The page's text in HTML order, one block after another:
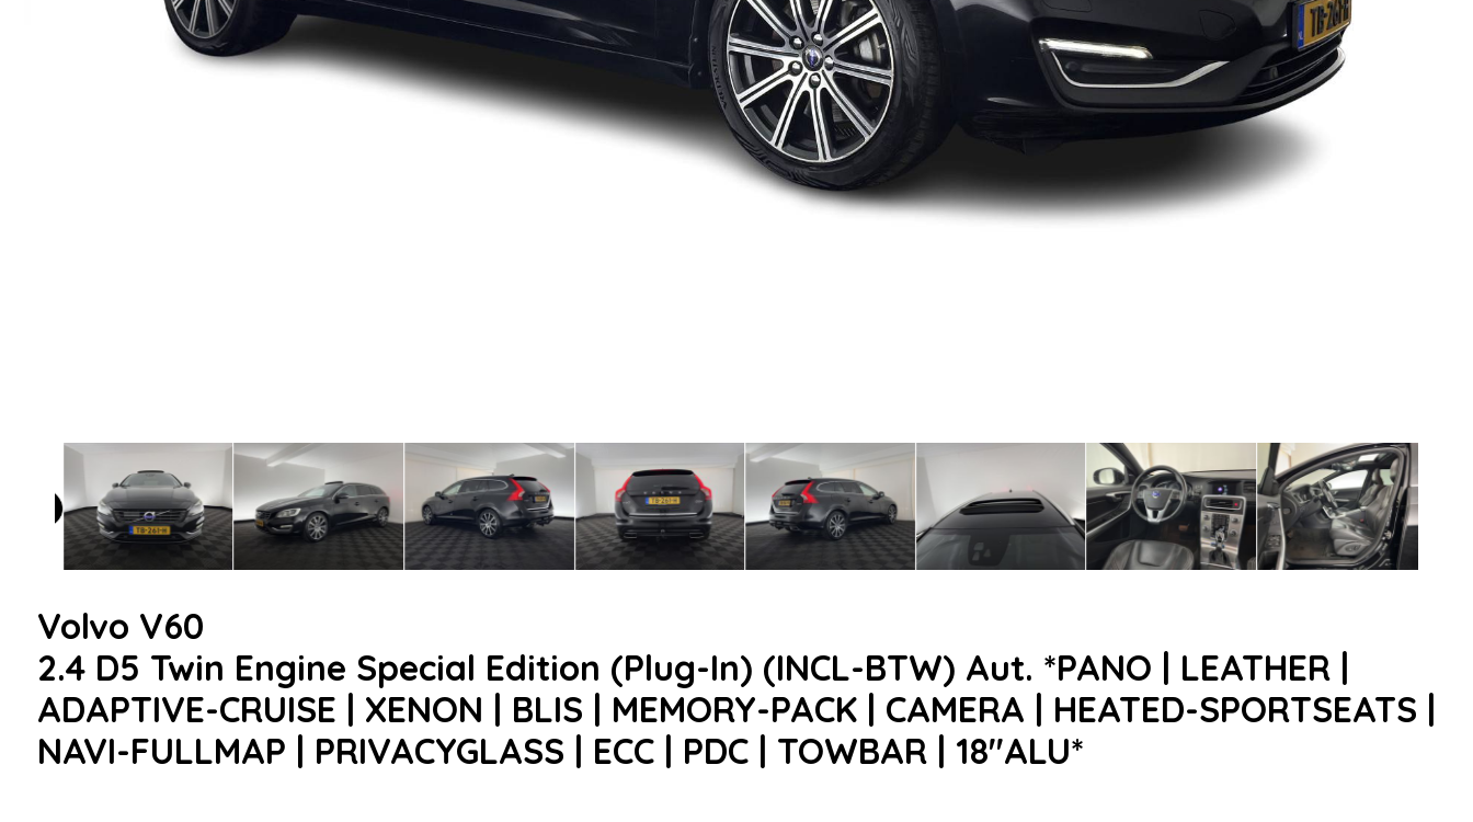
Volvo V60
2.4 D5 Twin Engine Special Edition (Plug-In) (INCL-BTW) Aut. *PANO | LEATHER |
ADAPTIVE-CRUISE | XENON | BLIS | MEMORY-PACK | CAMERA | HEATED-SPORTSEATS |
NAVI-FULLMAP | PRIVACYGLASS | ECC | PDC | TOWBAR | 18''ALU*